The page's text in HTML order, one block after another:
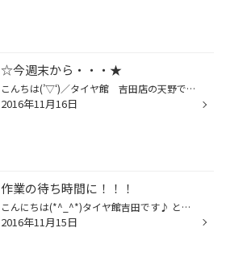
☆今週末から・・・★
こんちは(’▽‘)／タイヤ館 吉田店の天野です☆ こちらは履き替えのピークが迫ってまいりました！！まだだよってお客様はお早めに～＼(゜ロ＼)(／ロ゜)／ またついに今週末から、イベント開催であります★皆様のちゃんと買いをサポートするべく、当店も準備中・・・。ブリヂストンテクノロジーが詰まっ...
2016年11月16日
作業の待ち時間に！！！
こんにちは(*^_^*)タイヤ館吉田です♪ とっても寒いですねぇ～私は朝晩ストーブから離れませんｗｗ 吉田に何年住んでいてもこの寒さには慣れません(^_^;) 写真はフリードリンクコーナーです！！ タイヤの脱着作業の間に 暖かいコーヒーいかがですか！？ 体があったまりますよ(^O^)／ 雑誌などもご用...
2016年11月15日